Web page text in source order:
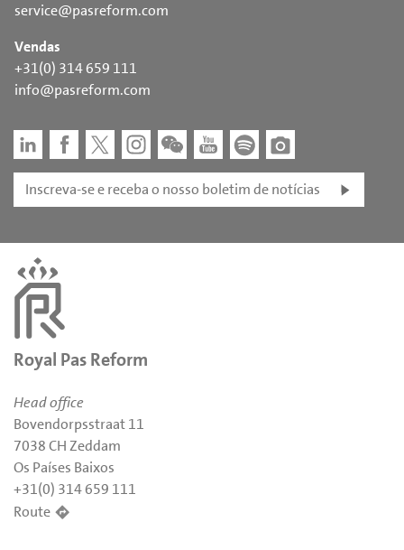
service@pasreform.com
Vendas
+31(0) 314 659 111
info@pasreform.com
Inscreva-se e receba o nosso boletim de notícias
Royal Pas Reform
Head office
Bovendorpsstraat 11
7038 CH Zeddam
Os Países Baixos
+31(0) 314 659 111
Route